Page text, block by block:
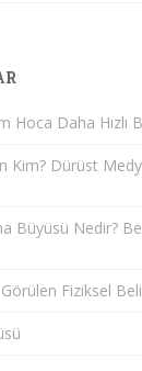
Hoca Daha Hızlı
Kim? Dürüst
Büyüsü Nedir?
Görülen Fiziksel